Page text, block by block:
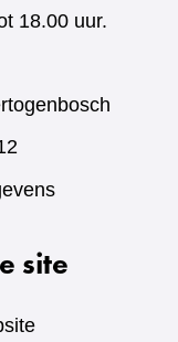
18.00 uur.
site